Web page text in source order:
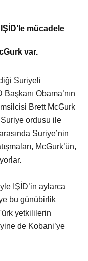
mücadele
var.
Suriyeli
Obama’nın
Brett McGurk
ordusu ile
Suriye’nin
McGurk’ün,
IŞİD’in aylarca
bu günübirlik
yetkililerin
de Kobani’ye